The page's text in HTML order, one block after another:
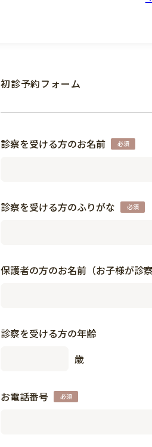
初診予約フォーム
診察を受ける方のお名前
診察を受ける方のふりがな
保護者の方のお名前（お子様が診
診察を受ける方の年齢
歳
お電話番号